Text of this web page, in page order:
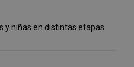
y niñas en distintas etapas.